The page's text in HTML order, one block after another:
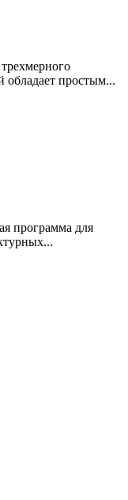
обладает простым...
программа для